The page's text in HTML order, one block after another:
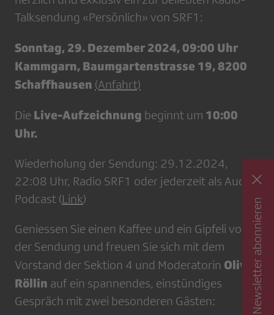
Talksendung «Persönlich» von SRF1:
Sonntag, 29. Dezember 2024, 09:00 Uhr
Kammgarn, Baumgartenstrasse 19, 8200
Schaffhausen (Anfahrt)
Die Live-Aufzeichnung beginnt um 10:00
Uhr.
Wiederholung der Sendung: 29.12.2024,
22:08 Uhr, Radio SRF1 oder jederzeit als Audio-
Podcast (Link)
Geniessen Sie einen Kaffee und ein Gipfeli vor
der Sendung und freuen Sie sich mit dem
Vorstand der Sektion 4 und Moderatorin Olivia
Röllin auf ein spannendes, einstündiges
Gespräch mit zwei besonderen Gästen:
Newsletter abonnieren